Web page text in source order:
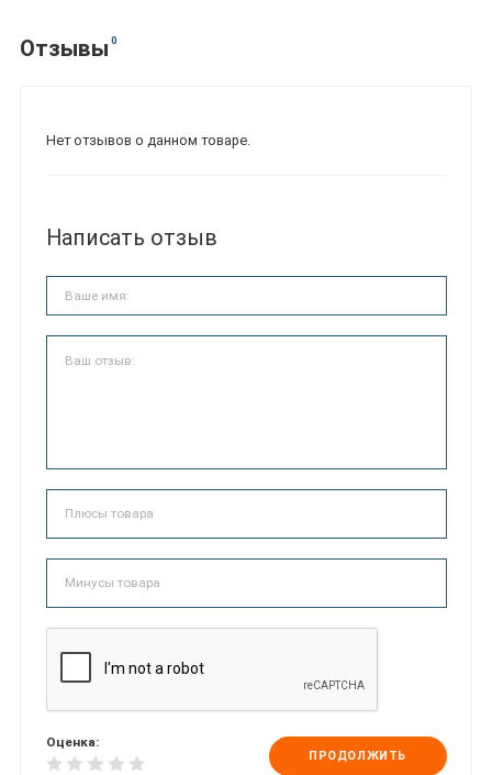
Отзывы 0
Нет отзывов о данном товаре.
Написать отзыв
Оценка:
ПРОДОЛЖИТЬ